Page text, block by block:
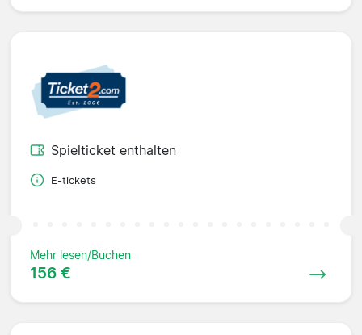
Spielticket enthalten
E-tickets
Mehr lesen/Buchen
156 €